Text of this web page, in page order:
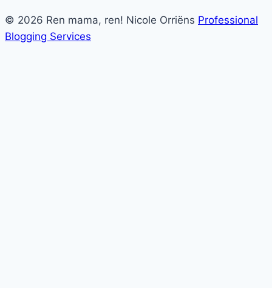
© 2026 Ren mama, ren! Nicole Orriëns Professional
Blogging Services